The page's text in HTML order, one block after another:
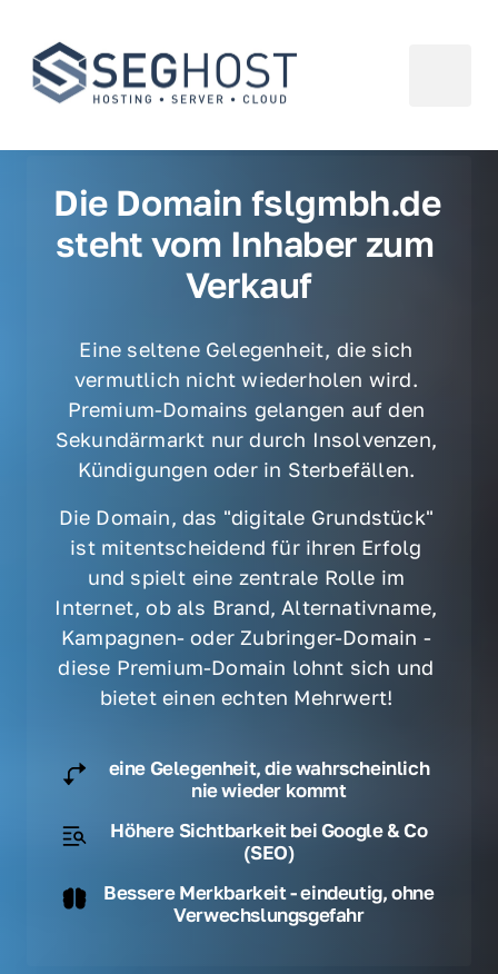
Die Domain fslgmbh.de
steht vom Inhaber zum
Verkauf
Eine seltene Gelegenheit, die sich
vermutlich nicht wiederholen wird.
Premium-Domains gelangen auf den
Sekundärmarkt nur durch Insolvenzen,
Kündigungen oder in Sterbefällen.
Die Domain, das "digitale Grundstück"
ist mitentscheidend für ihren Erfolg
und spielt eine zentrale Rolle im
Internet, ob als Brand, Alternativname,
Kampagnen- oder Zubringer-Domain -
diese Premium-Domain lohnt sich und
bietet einen echten Mehrwert!
eine Gelegenheit, die wahrscheinlich
nie wieder kommt
Höhere Sichtbarkeit bei Google & Co
(SEO)
Bessere Merkbarkeit - eindeutig, ohne
Verwechslungsgefahr